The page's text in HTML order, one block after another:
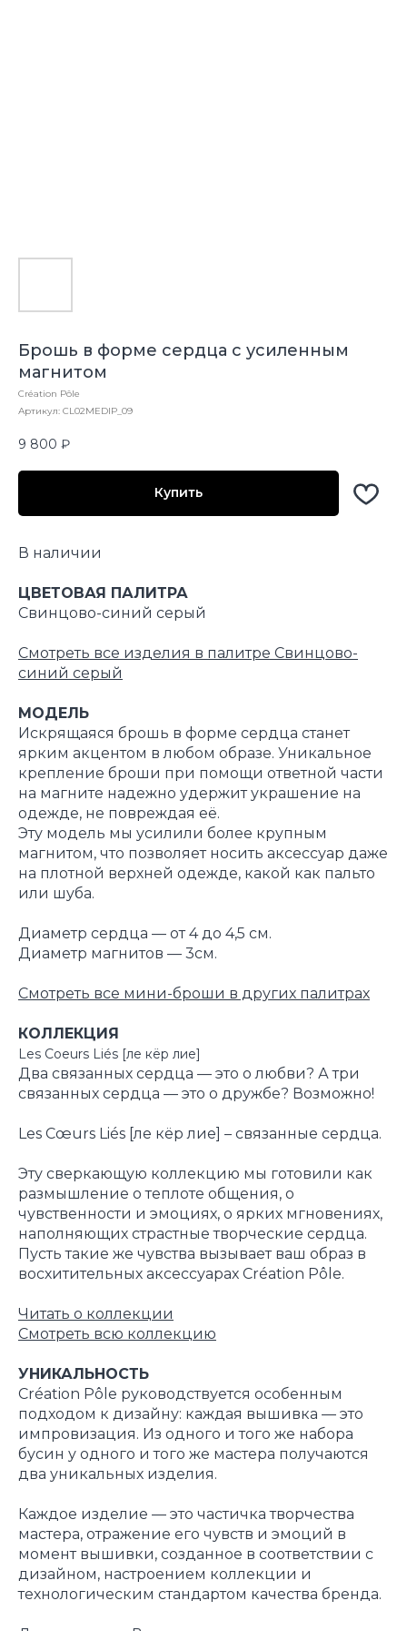
Брошь в форме сердца с усиленным
магнитом
Création Pôle
Артикул: CL02MEDIP_09
9 800 ₽
Купить
В наличии
ЦВЕТОВАЯ ПАЛИТРА
Свинцово-синий серый
Смотреть все изделия в палитре Свинцово-
синий серый
МОДЕЛЬ
Искрящаяся брошь в форме сердца станет
ярким акцентом в любом образе. Уникальное
крепление броши при помощи ответной части
на магните надежно удержит украшение на
одежде, не повреждая её.
Эту модель мы усилили более крупным
магнитом, что позволяет носить аксессуар даже
на плотной верхней одежде, какой как пальто
или шуба.
Диаметр сердца — от 4 до 4,5 см.
Диаметр магнитов — 3см.
Смотреть все мини-броши в других палитрах
КОЛЛЕКЦИЯ
Les Coeurs Liés [ле кёр лие]
Два связанных сердца — это о любви? А три
связанных сердца — это о дружбе? Возможно!
Les Cœurs Liés [ле кёр лие] – связанные сердца.
Эту сверкающую коллекцию мы готовили как
размышление о теплоте общения, о
чувственности и эмоциях, о ярких мгновениях,
наполняющих страстные творческие сердца.
Пусть такие же чувства вызывает ваш образ в
восхитительных аксессуарах Création Pôle.
Читать о коллекции
Смотреть всю коллекцию
УНИКАЛЬНОСТЬ
Création Pôle руководствуется особенным
подходом к дизайну: каждая вышивка — это
импровизация. Из одного и того же набора
бусин у одного и того же мастера получаются
два уникальных изделия.
Каждое изделие — это частичка творчества
мастера, отражение его чувств и эмоций в
момент вышивки, созданное в соответствии с
дизайном, настроением коллекции и
технологическим стандартом качества бренда.